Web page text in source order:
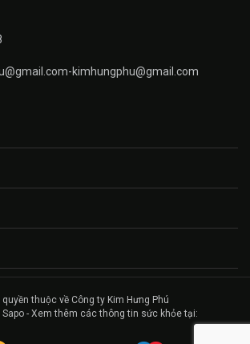
kimhungphu@gmail.com
thuộc về Công ty Kim Hưng Phú
Sapo - Xem thêm các thông tin sức khỏe tại: